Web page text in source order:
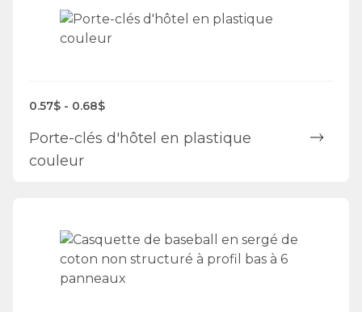
0.57$ - 0.68$
Porte-clés d'hôtel en plastique
couleur